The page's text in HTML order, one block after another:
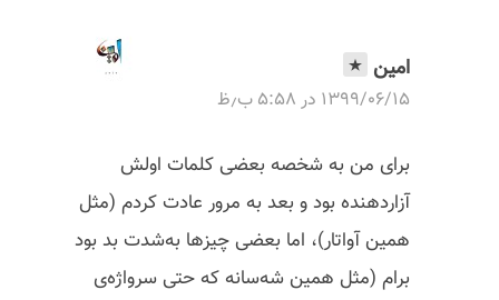
امین
۱۳۹۹/۰۶/۱۵ در ۵:۵۸ ب٫ظ
برای من به شخصه بعضی کلمات اولش
آزاردهنده بود و بعد به مرور عادت کردم (مثل
همین آواتار)، اما بعضی چیزها به‌شدت بد بود
برام (مثل همین شه‌سانه که حتی سرواژه‌ی